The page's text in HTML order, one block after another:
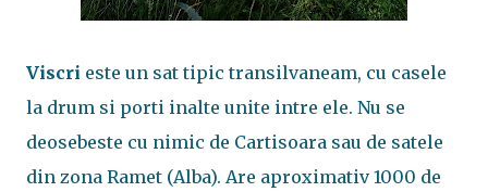
Viscri este un sat tipic transilvaneam, cu casele
la drum si porti inalte unite intre ele. Nu se
deosebeste cu nimic de Cartisoara sau de satele
din zona Ramet (Alba). Are aproximativ 1000 de